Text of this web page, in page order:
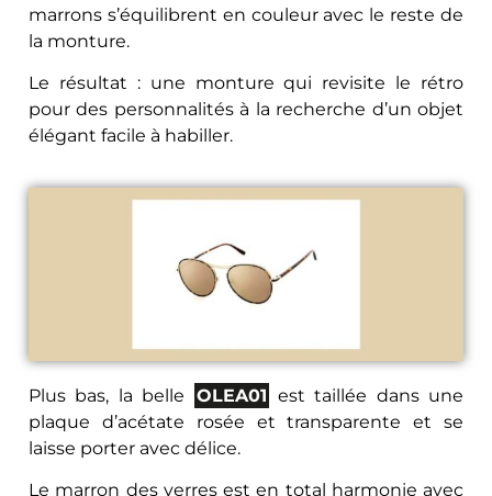
marrons s’équilibrent en couleur avec le reste de
la monture.
Le résultat : une monture qui revisite le rétro
pour des personnalités à la recherche d’un objet
élégant facile à habiller.
Plus bas, la belle OLEA01 est taillée dans une
plaque d’acétate rosée et transparente et se
laisse porter avec délice.
Le marron des verres est en total harmonie avec